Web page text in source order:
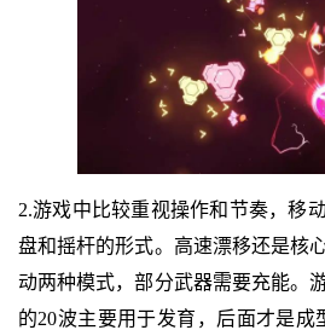
2.游戏中比较重视操作和节奏，移
盘和摇杆的形式。高速漂移还是核
动两种模式，部分武器需要充能。
的20波主要用于发育，后面才是成